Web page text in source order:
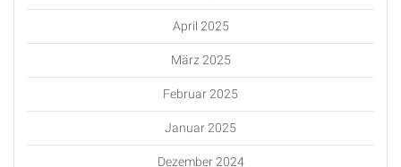
April 2025
März 2025
Februar 2025
Januar 2025
Dezember 2024